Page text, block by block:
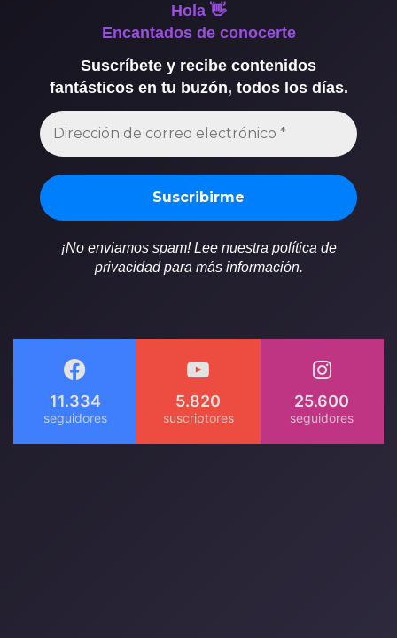
Hola 👋
Encantados de conocerte
Suscríbete y recibe contenidos
fantásticos en tu buzón, todos los días.
¡No enviamos spam! Lee nuestra política de
privacidad para más información.
11.334 5.820 25.600